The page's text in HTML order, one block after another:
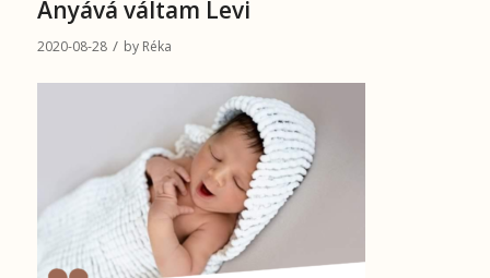
Anyává váltam Levi
2020-08-28 / by Réka